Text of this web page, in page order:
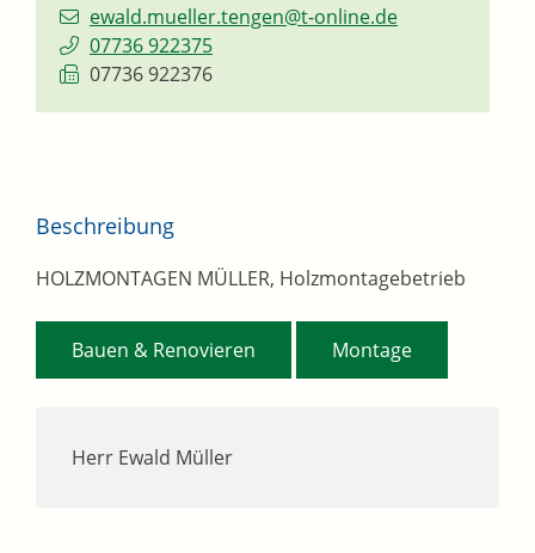
ewald.mueller.tengen@t-online.de
07736 922375
07736 922376
Herr Ewald Müller
Beschreibung
HOLZMONTAGEN MÜLLER, Holzmontagebetrieb
Bauen & Renovieren Montage